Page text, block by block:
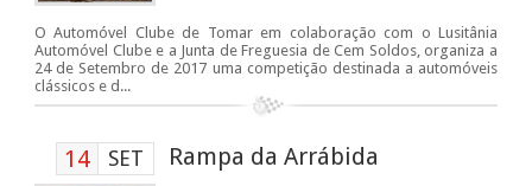
O Automóvel Clube de Tomar em colaboração com o Lusitânia
Automóvel Clube e a Junta de Freguesia de Cem Soldos, organiza a
24 de Setembro de 2017 uma competição destinada a automóveis
clássicos e d...
14 SET Rampa da Arrábida